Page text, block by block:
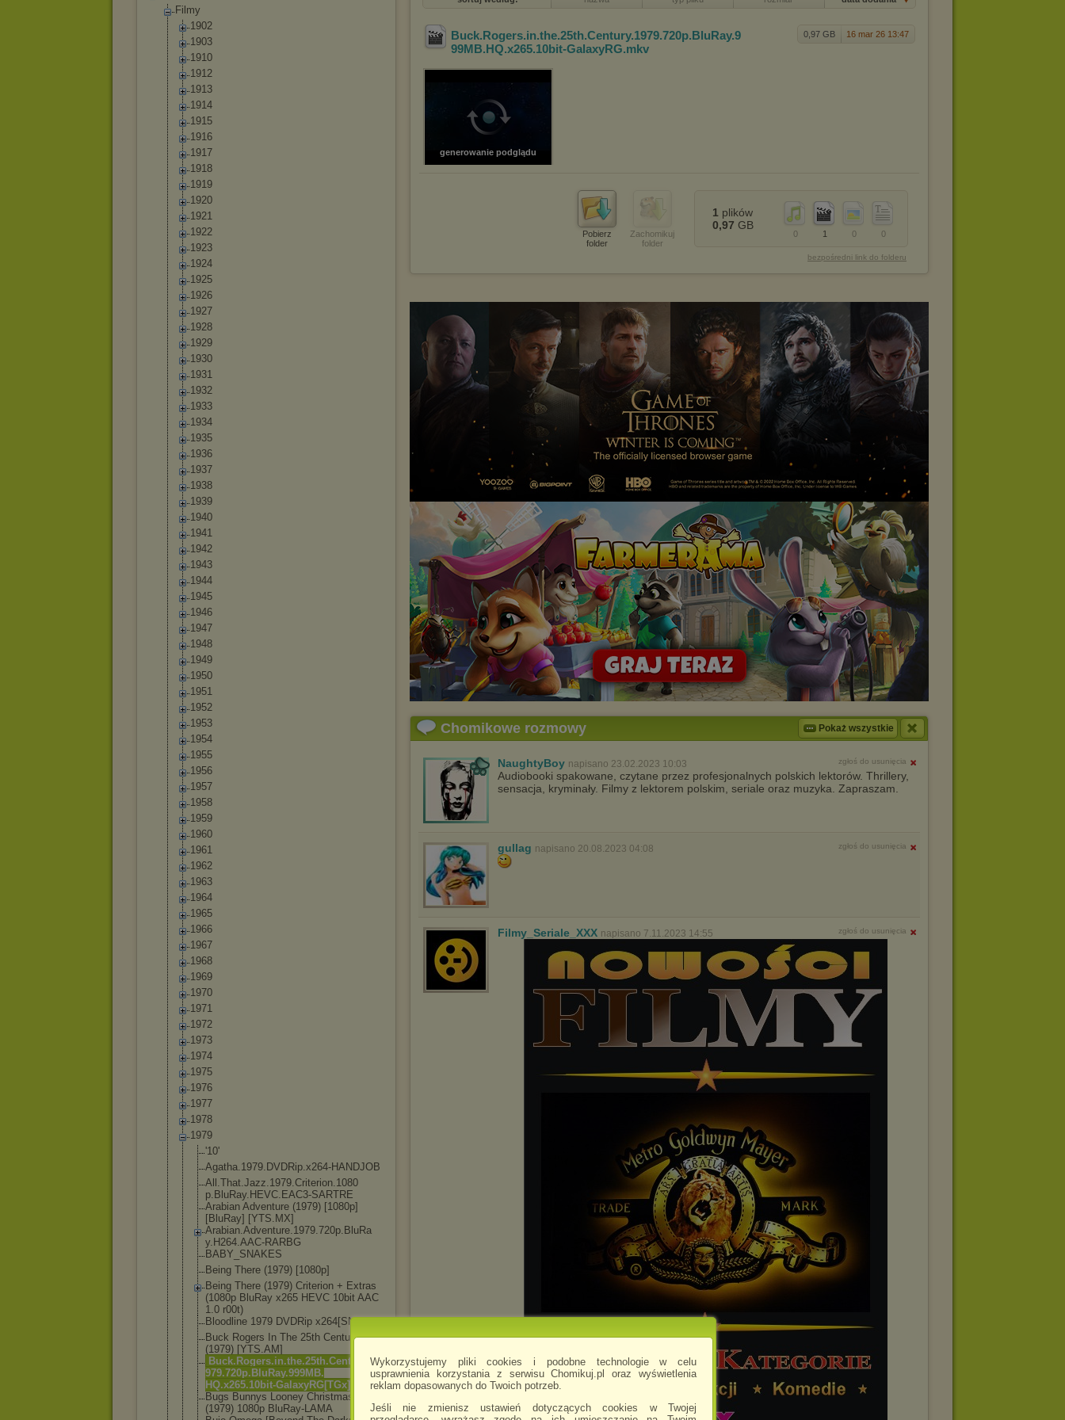
Wykorzystujemy pliki cookies i podobne technologie w celu
usprawnienia korzystania z serwisu Chomikuj.pl oraz wyświetlenia
reklam dopasowanych do Twoich potrzeb.
Jeśli nie zmienisz ustawień dotyczących cookies w Twojej
Filmy
1902
1903
1910
1912
1913
1914
1915
1916
1917
1918
1919
1920
1921
1922
1923
1924
1925
1926
1927
1928
1929
1930
1931
1932
1933
1934
1935
1936
1937
1938
1939
1940
1941
1942
1943
1944
1945
1946
1947
1948
1949
1950
1951
1952
1953
1954
1955
1956
1957
1958
1959
1960
1961
1962
1963
1964
1965
1966
1967
1968
1969
1970
1971
1972
1973
1974
1975
1976
1977
1978
1979
'10'
Agatha.1979.DVDRip.x264-HANDJOB
All.That.Jazz.1979.Criterion.1080
p.BluRay.HEVC.EAC3-SARTRE
Arabian Adventure (1979) [1080p]
[BluRay] [YTS.MX]
Arabian.Adventure.1979.720p.BluRa
y.H264.AAC-RARBG
BABY_SNAKES
Being There (1979) [1080p]
Being There (1979) Criterion + Extras
(1080p BluRay x265 HEVC 10bit AAC
1.0 r00t)
Bloodline 1979 DVDRip x264[SN]
Buck Rogers In The 25th Century
(1979) [YTS.AM]
Buck.Rogers.in.the.25th.Century.1
979.720p.Bl uRay.999MB.
HQ.x265.10bit-GalaxyRG[TGx]
Bugs Bunnys Looney Christmas Tales
(1979) 1080p BluRay-LAMA
0,97 GB 16 mar 26 13:47
Buck.Rogers.in.the.25th.Century.1979.720p.BluRay.9
99MB.HQ.x265.10bit-GalaxyRG.mkv
generowanie podglądu
Pobierz
folder
Zachomikuj
folder
0
0
1
0
1 plików
0,97 GB
bezpośredni link do folderu
Chomikowe rozmowy Pokaż wszystkie
NaughtyBoy napisano 23.02.2023 10:03 zgłoś do usunięcia
Audiobooki spakowane, czytane przez profesjonalnych polskich lektorów. Thrillery,
sensacja, kryminały. Filmy z lektorem polskim, seriale oraz muzyka. Zapraszam.
gullag napisano 20.08.2023 04:08 zgłoś do usunięcia
Filmy_Seriale_XXX napisano 7.11.2023 14:55 zgłoś do usunięcia